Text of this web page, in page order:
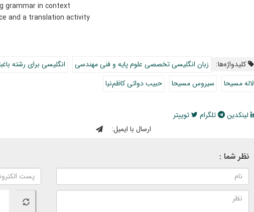
grammar in context
and a translation activity
کلیدواژه‌ها: زبان انگلیسی تخصصی علوم پایه و فنی مهندسی
انگلیسی برای رشته
لاله مسیحا
سیروس مسیحا حبیب دواتی کاظم‌نیا
لینکدین تلگرام
توییتر
ارسال با ایمیل:
نظر شما :